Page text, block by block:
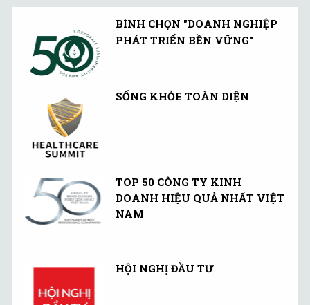
BÌNH CHỌN "DOANH NGHIỆP
PHÁT TRIỂN BỀN VỮNG"
SỐNG KHỎE TOÀN DIỆN
TOP 50 CÔNG TY KINH
DOANH HIỆU QUẢ NHẤT VIỆT
NAM
HỘI NGHỊ ĐẦU TƯ